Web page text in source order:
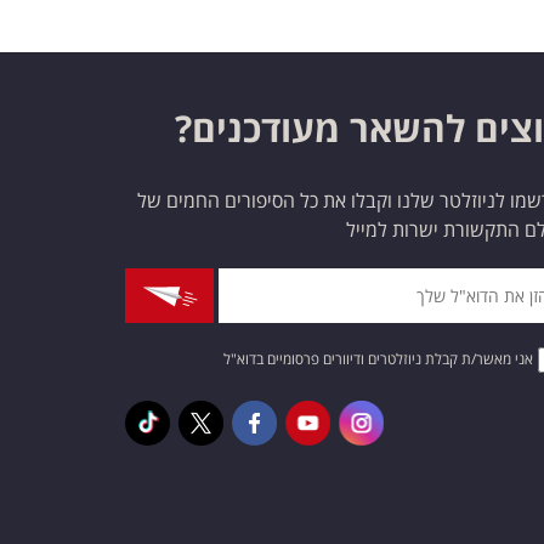
להשאר מעודכנים?
לניוזלטר שלנו וקבלו את כל הסיפורים החמים של
התקשורת ישרות למייל
אני מאשר/ת קבלת ניוזלטרים ודיוורים פרסומיים בדוא"ל